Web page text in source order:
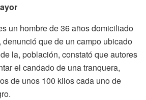
un hombre de 36 años domiciliado
que de un campo ubicado
la, población, constató que autores
el candado de una tranquera,
de unos 100 kilos cada uno de